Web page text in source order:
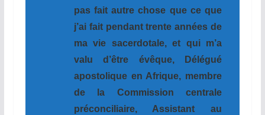
pas fait autre chose que ce que
j’ai fait pendant trente années de
ma vie sacerdotale, et qui m’a
valu d’être évêque, Délégué
apostolique en Afrique, membre
de la Commission centrale
préconciliaire, Assistant au